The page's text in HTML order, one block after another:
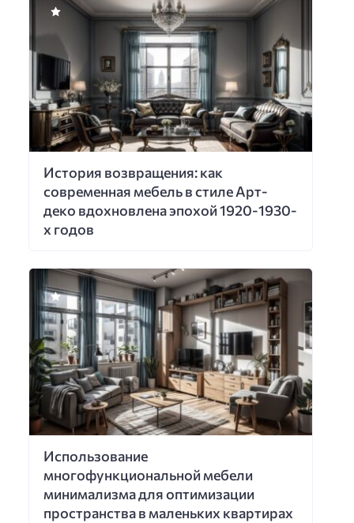
История возвращения: как
современная мебель в стиле Арт-
деко вдохновлена эпохой 1920-1930-
х годов
Использование
многофункциональной мебели
минимализма для оптимизации
пространства в маленьких квартирах